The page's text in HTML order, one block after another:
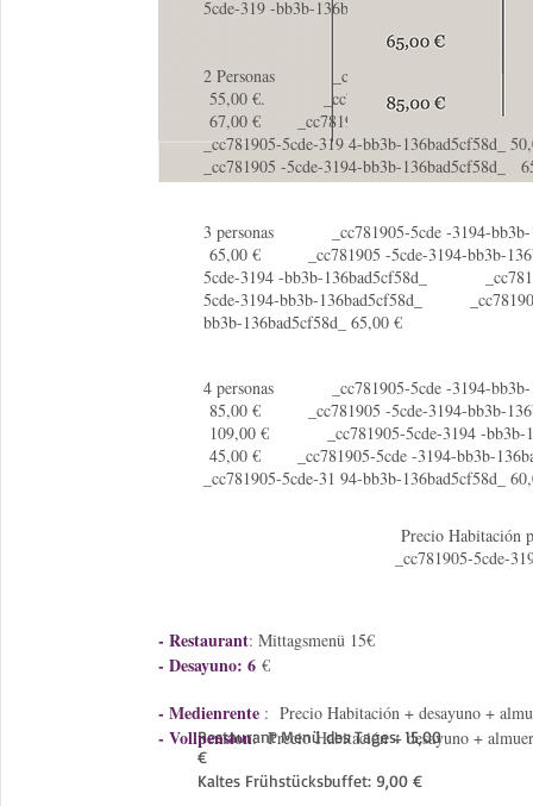
Restaurant Menü des Tages: 15,00
€
Kaltes Frühstücksbuffet: 9,00 €
- Restaurant: Mittagsmenü 15€
- Desayuno: 6 €
- Medienrente : Precio Habitación + desayuno +
- Vollpension: Precio Habitación + desayuno +
5cde-319 -bb3b-136bad5cf58d_ 74,00 €
2 Personas _cc781905-5cde -3194-bb3b-
55,00 €. _cc781905-5cde-3194 -bb3b-
67,00 € _cc781905-5cde -3194-bb3b-
_cc781905-5cde-319 4-bb3b-
_cc781905 -5cde-3194-bb3b-136bad5cf58d_
3 personas _cc781905-5cde -3194-bb3b-
65,00 € _cc781905 -5cde-3194-bb3b-
5cde-3194 -bb3b-136bad5cf58d_
5cde-3194-bb3b-136bad5cf58d_
bb3b-136bad5cf58d_ 65,00 €
4 personas _cc781905-5cde -3194-bb3b-
85,00 € _cc781905 -5cde-3194-bb3b-
109,00 € _cc781905-5cde-3194 -bb3b-
45,00 € _cc781905-5cde -3194-bb3b-
_cc781905-5cde-31 94-bb3b-136bad5cf58d_
Precio
_cc781905-